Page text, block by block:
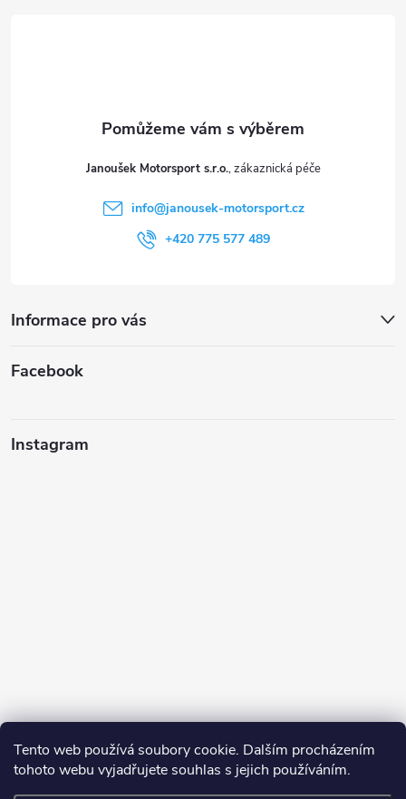
Tento web používá soubory cookie. Dalším procházením
tohoto webu vyjadřujete souhlas s jejich používáním.
Janoušek Motorsport s.r.o.
info@janousek-motorsport.cz
+420 775 577 489
Informace pro vás
Facebook
Instagram
Sledovat na Instagramu